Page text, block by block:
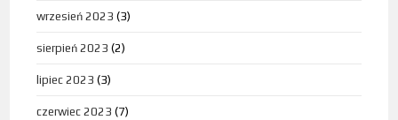
wrzesień 2023 (3)
sierpień 2023 (2)
lipiec 2023 (3)
czerwiec 2023 (7)